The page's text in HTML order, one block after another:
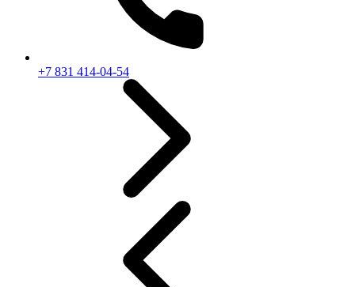
+7 831 414-04-54